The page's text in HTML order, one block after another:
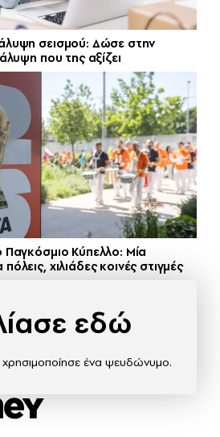
σεισμού: Δώσε στην
που της αξίζει
Kύπελλο: Μία
χιλιάδες κοινές στιγμές
εδώ
χρησιμοποίησε ένα ψευδώνυμο.